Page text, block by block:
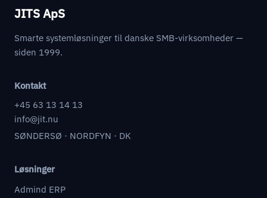
JITS ApS
Smarte systemløsninger til danske SMB-virksomheder —
siden 1999.
Kontakt
+45 63 13 14 13
info@jit.nu
SØNDERSØ · NORDFYN · DK
Løsninger
Admind ERP